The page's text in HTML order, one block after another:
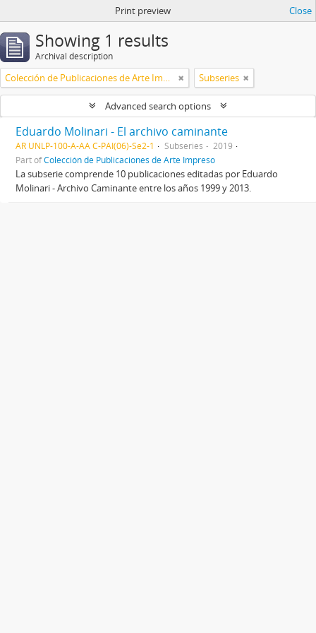
Print preview Close
Showing 1 results
Archival description
Colección de Publicaciones de Arte Impreso Subseries
Advanced search options
Eduardo Molinari - El archivo caminante
AR UNLP-100-A-AA C-PAI(06)-Se2-1 Subseries
2019
Part ofColección de Publicaciones de Arte Impreso
La subserie comprende 10 publicaciones editadas por Eduardo
Molinari - Archivo Caminante entre los años 1999 y 2013.